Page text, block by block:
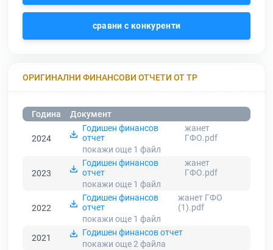
сравни с конкуренти
ОРИГИНАЛНИ ФИНАНСОВИ ОТЧЕТИ ОТ ТР
Година Документ
2024
Годишен финансов
отчет
жанет
ГФО.pdf
покажи още 1 файл
2023
Годишен финансов
отчет
жанет
ГФО.pdf
покажи още 1 файл
2022
Годишен финансов
отчет
жанет ГФО
(1).pdf
покажи още 1 файл
2021
Годишен финансов отчет
покажи още 2файла